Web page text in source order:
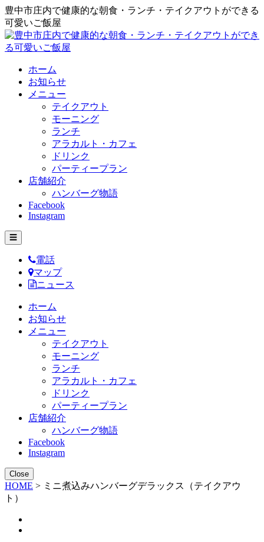
豊中市庄内で健康的な朝食・ランチ・テイクアウトができる
可愛いご飯屋
ホーム
お知らせ
メニュー
テイクアウト
モーニング
ランチ
アラカルト・カフェ
ドリンク
パーティープラン
店舗紹介
ハンバーグ物語
Facebook
Instagram
☰
電話
マップ
ニュース
ホーム
お知らせ
メニュー
テイクアウト
モーニング
ランチ
アラカルト・カフェ
ドリンク
パーティープラン
店舗紹介
ハンバーグ物語
Facebook
Instagram
Close
HOME > ミニ煮込みハンバーグデラックス（テイクアウ
ト）